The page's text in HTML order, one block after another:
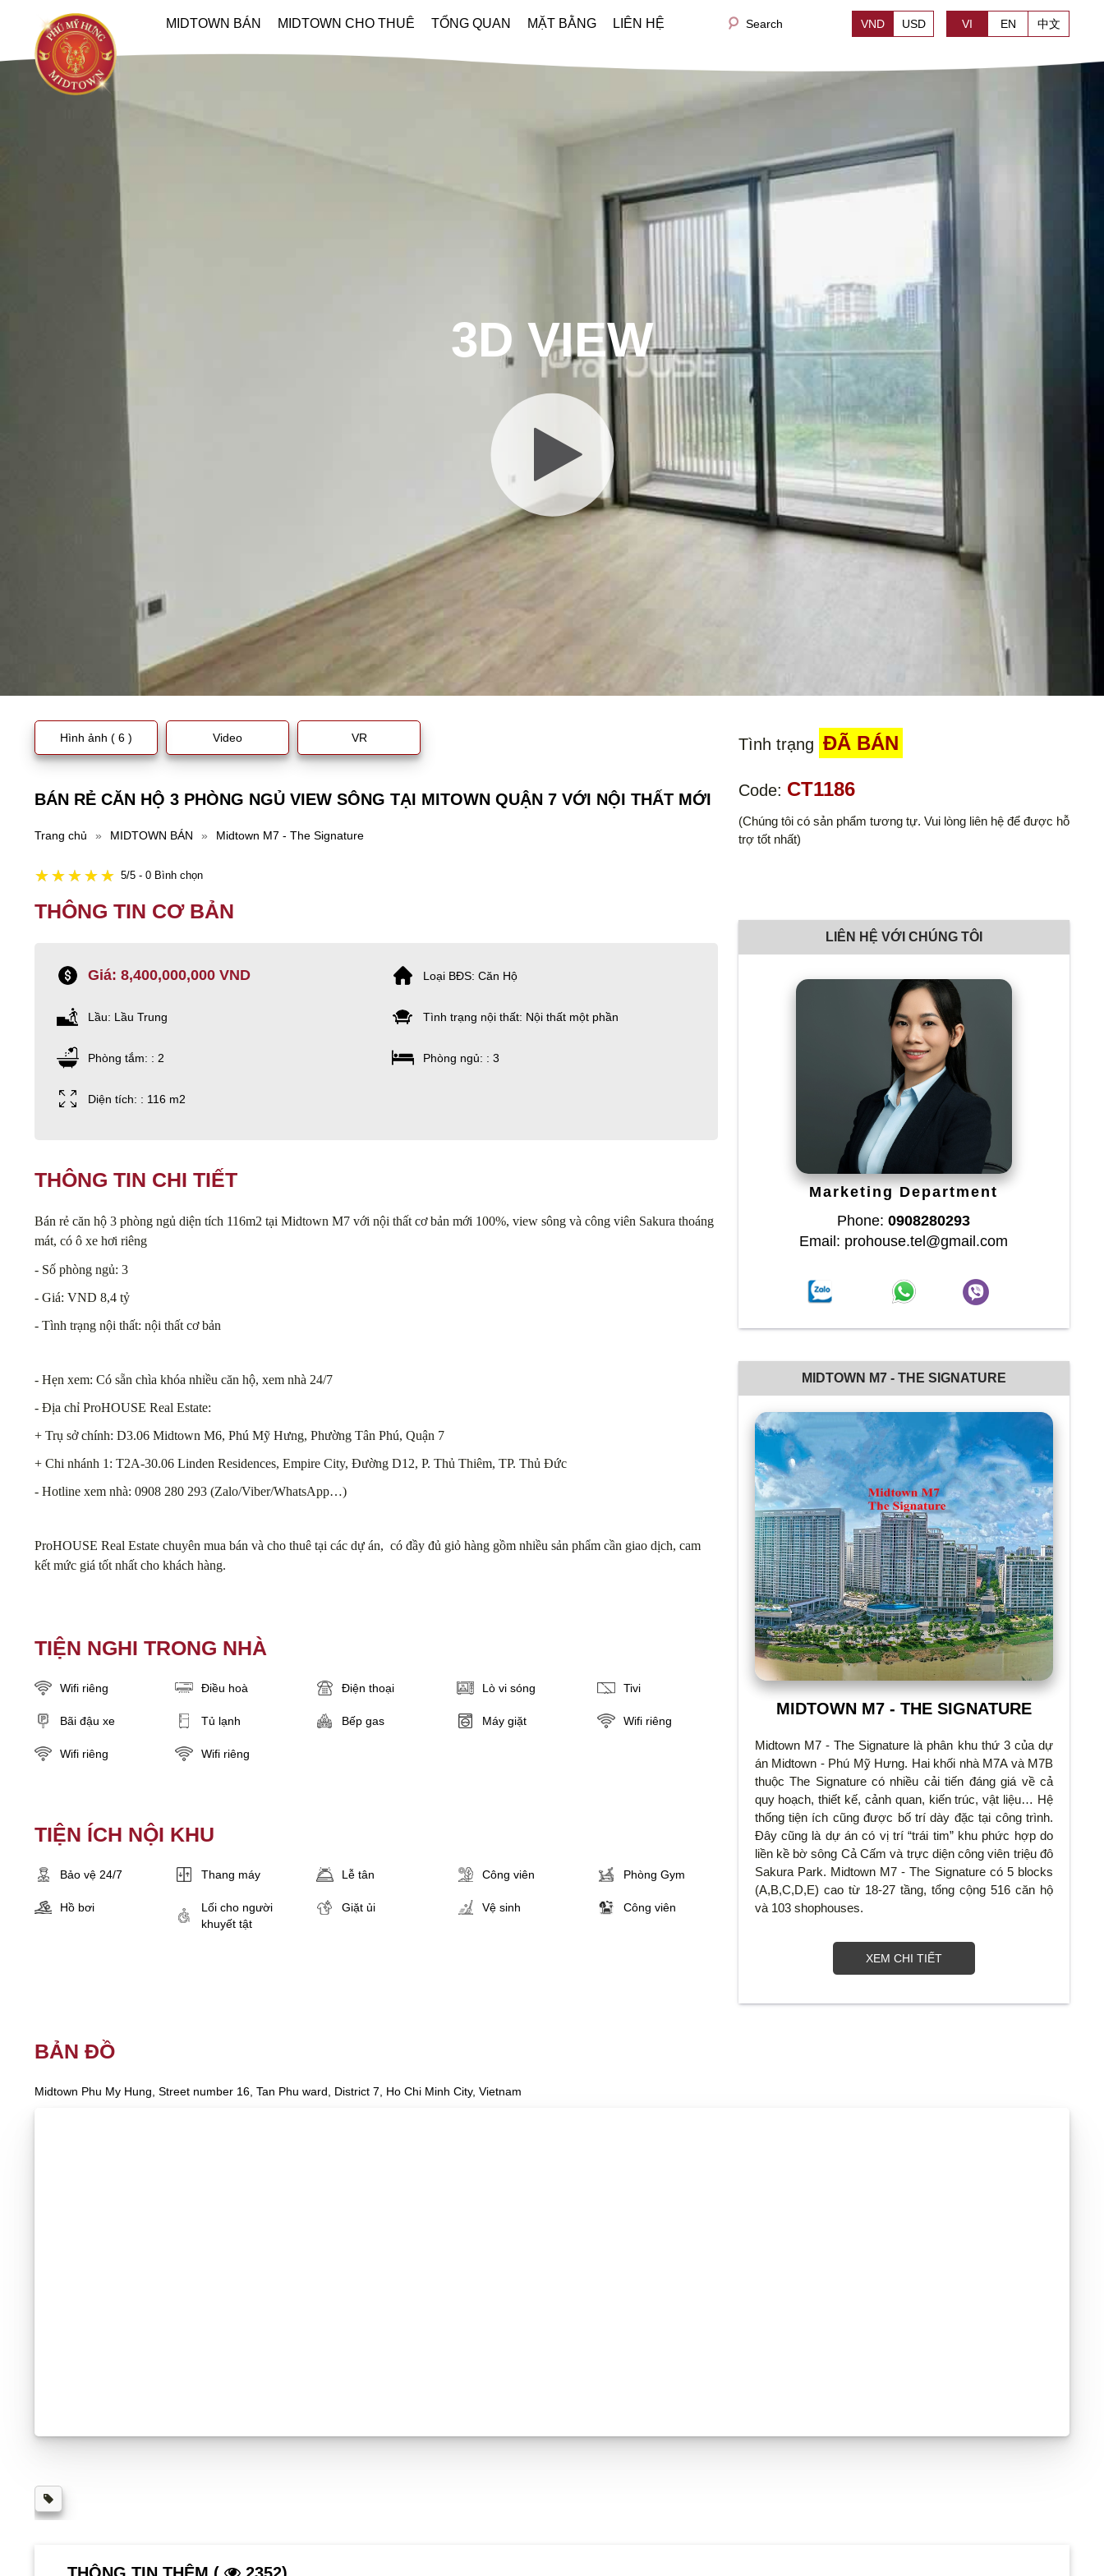
MIDTOWN BÁN MIDTOWN CHO THUÊ TỔNG QUAN MẶT BẰNG LIÊN HỆ Search VND USD VI EN 中文
3D VIEW
Hình ảnh ( 6 ) Video VR
BÁN RẺ CĂN HỘ 3 PHÒNG NGỦ VIEW SÔNG TẠI MITOWN QUẬN 7 VỚI NỘI THẤT MỚI
Trang chủ » MIDTOWN BÁN » Midtown M7 - The Signature
5/5 - 0 Bình chọn
THÔNG TIN CƠ BẢN
Giá: 8,400,000,000 VND Loại BĐS: Căn Hộ
Lầu: Lầu Trung Tình trạng nội thất: Nội thất một phần
Phòng tắm: : 2 Phòng ngủ: : 3
Diện tích: : 116 m2
THÔNG TIN CHI TIẾT
Bán rẻ căn hộ 3 phòng ngủ diện tích 116m2 tại Midtown M7 với nội thất cơ bản mới 100%, view sông và công viên Sakura thoáng
mát, có ô xe hơi riêng
- Số phòng ngủ: 3
- Giá: VND 8,4 tỷ
- Tình trạng nội thất: nội thất cơ bản
- Hẹn xem: Có sẵn chìa khóa nhiều căn hộ, xem nhà 24/7
- Địa chỉ ProHOUSE Real Estate:
+ Trụ sở chính: D3.06 Midtown M6, Phú Mỹ Hưng, Phường Tân Phú, Quận 7
+ Chi nhánh 1: T2A-30.06 Linden Residences, Empire City, Đường D12, P. Thủ Thiêm, TP. Thủ Đức
- Hotline xem nhà: 0908 280 293 (Zalo/Viber/WhatsApp…)
ProHOUSE Real Estate chuyên mua bán và cho thuê tại các dự án, có đầy đủ giỏ hàng gồm nhiều sản phẩm cần giao dịch, cam
kết mức giá tốt nhất cho khách hàng.
TIỆN NGHI TRONG NHÀ
Wifi riêng Điều hoà Điện thoại Lò vi sóng Tivi
Bãi đậu xe Tủ lạnh Bếp gas Máy giặt Wifi riêng
Wifi riêng Wifi riêng
TIỆN ÍCH NỘI KHU
Bảo vệ 24/7 Thang máy Lễ tân Công viên Phòng Gym
Hồ bơi
Lối cho người
khuyết tật
Giặt ủi Vệ sinh Công viên
Tình trạng ĐÃ BÁN
Code: CT1186
(Chúng tôi có sản phẩm tương tự. Vui lòng liên hệ để được hỗ
trợ tốt nhất)
LIÊN HỆ VỚI CHÚNG TÔI
Marketing Department
Phone:0908280293
Email: prohouse.tel@gmail.com
MIDTOWN M7 - THE SIGNATURE
MIDTOWN M7 - THE SIGNATURE
Midtown M7 - The Signature là phân khu thứ 3 của dự
án Midtown - Phú Mỹ Hưng. Hai khối nhà M7A và M7B
thuộc The Signature có nhiều cải tiến đáng giá về cả
quy hoạch, thiết kế, cảnh quan, kiến trúc, vật liệu… Hệ
thống tiện ích cũng được bố trí dày đặc tại công trình.
Đây cũng là dự án có vị trí “trái tim” khu phức hợp do
liền kề bờ sông Cả Cấm và trực diện công viên triệu đô
Sakura Park. Midtown M7 - The Signature có 5 blocks
(A,B,C,D,E) cao từ 18-27 tầng, tổng cộng 516 căn hộ
và 103 shophouses.
XEM CHI TIẾT
BẢN ĐỒ
Midtown Phu My Hung, Street number 16, Tan Phu ward, District 7, Ho Chi Minh City, Vietnam